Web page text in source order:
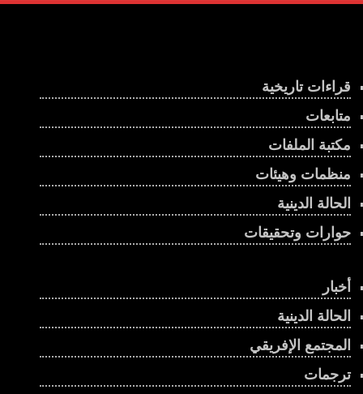
الإستراتيجية الأمريكية في البحر الأحمر على وقع
00:03:45
00:00:56
00:01:07
قراءات تاريخية
متابعات
مكتبة الملفات
منظمات وهيئات
الحالة الدينية
حوارات وتحقيقات
أخبار
الحالة الدينية
المجتمع الإفريقي
ترجمات